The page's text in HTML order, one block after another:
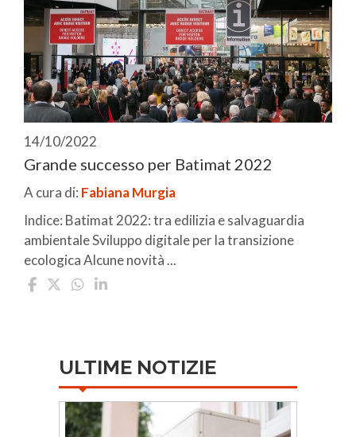
14/10/2022
Grande successo per Batimat 2022
A cura di: Fabiana Murgia
Indice: Batimat 2022: tra edilizia e salvaguardia
ambientale Sviluppo digitale per la transizione
ecologica Alcune novità ...
ULTIME NOTIZIE